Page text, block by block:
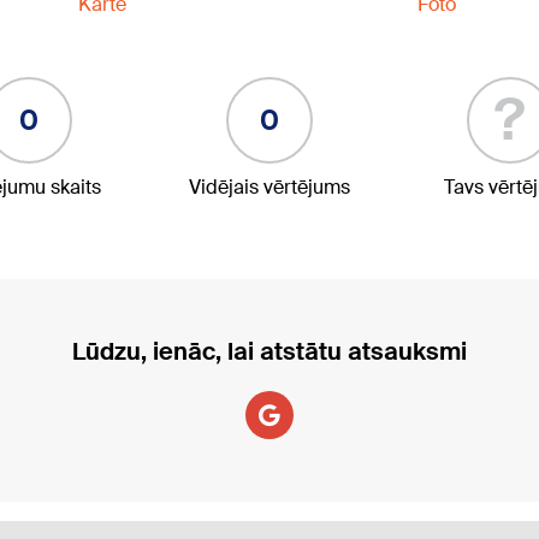
0
skaits
0
Vidējais vērtējums
?
Tavs
Lūdzu, ienāc, lai atstātu atsauksmi